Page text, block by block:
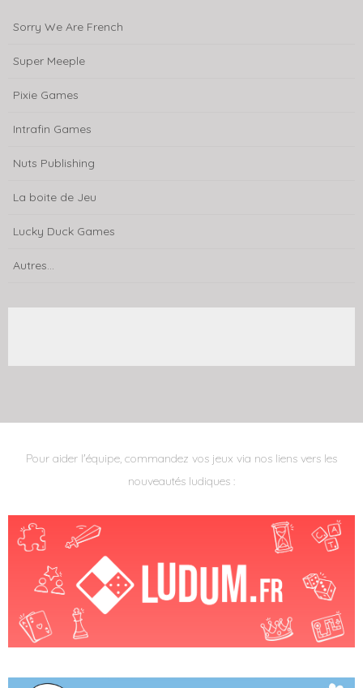
Sorry We Are French
Super Meeple
Pixie Games
Intrafin Games
Nuts Publishing
La boite de Jeu
Lucky Duck Games
Autres...
Pour aider l'équipe, commandez vos jeux via nos liens vers les
nouveautés ludiques :